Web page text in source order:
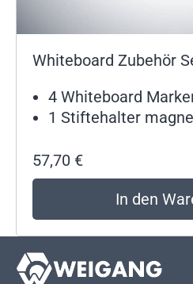
Whiteboard Zubehör
4 Whiteboard
1 Stiftehalter
57,70 €
In den